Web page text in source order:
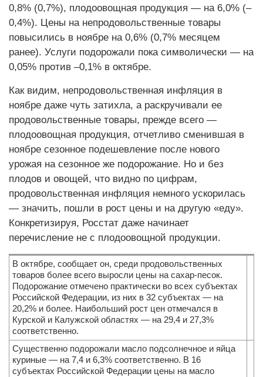
0,8% (0,7%), плодоовощная продукция — на 6,0% (–
0,4%). Цены на непродовольственные товары
повысились в ноябре на 0,6% (0,7% месяцем
ранее). Услуги подорожали пока символически — на
0,05% против –0,1% в октябре.
Как видим, непродовольственная инфляция в
ноябре даже чуть затихла, а раскручивали ее
продовольственные товары, прежде всего —
плодоовощная продукция, отчетливо сменившая в
ноябре сезонное подешевление после нового
урожая на сезонное же подорожание. Но и без
плодов и овощей, что видно по цифрам,
продовольственная инфляция немного ускорилась
— значить, пошли в рост цены и на другую «еду».
Конкретизируя, Росстат даже начинает
перечисление не с плодоовощной продукции.
В октябре, сообщает он, среди продовольственных
товаров более всего выросли цены на сахар-песок.
Подорожание отмечено практически во всех субъектах
Российской Федерации, из них в 32 субъектах — на
20,2% и более. Наибольший рост цен отмечался в
Курской и Калужской областях — на 29,4 и 27,3%
соответственно.
Существенно подорожали масло подсолнечное и яйца
куриные — на 7,4 и 6,3% соответственно. В 16
субъектах Российской Федерации цены на масло